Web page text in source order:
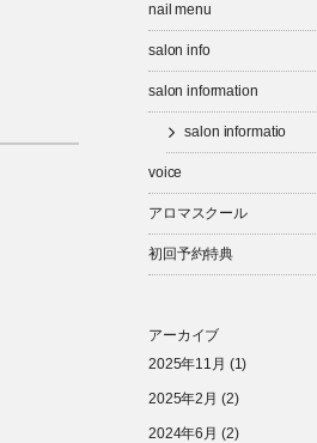
nail menu
salon info
salon information
salon informatio
voice
アロマスクール
初回予約特典
アーカイブ
2025年11月 (1)
2025年2月 (2)
2024年6月 (2)